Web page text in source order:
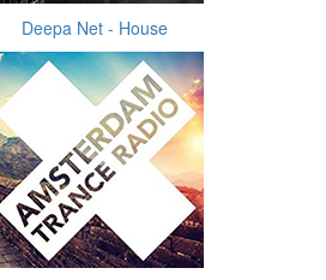
Deepa Net - House